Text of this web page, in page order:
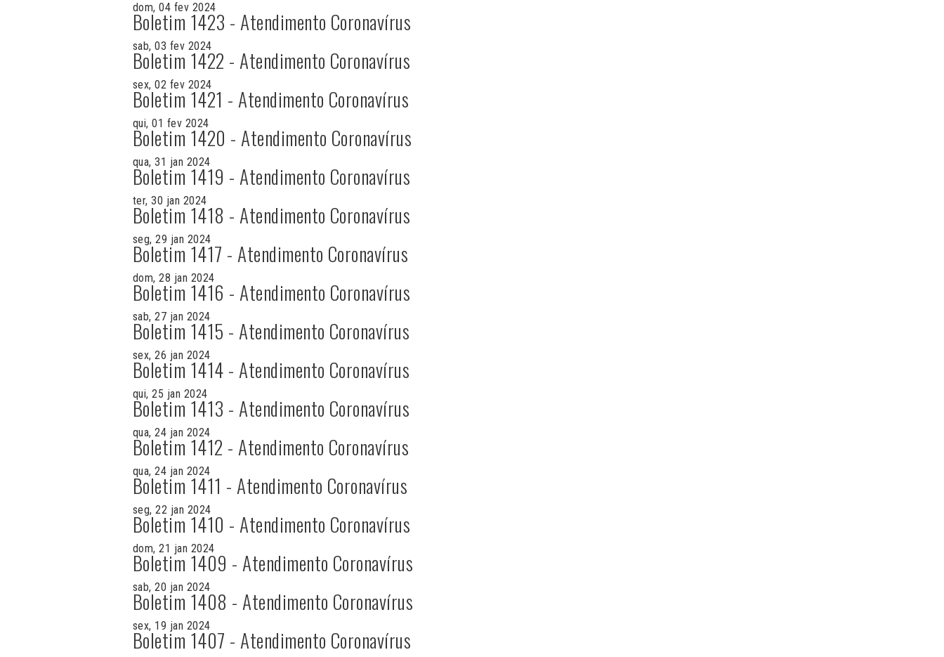
dom, 04 fev 2024
Boletim 1423 - Atendimento Coronavírus
sab, 03 fev 2024
Boletim 1422 - Atendimento Coronavírus
sex, 02 fev 2024
Boletim 1421 - Atendimento Coronavírus
qui, 01 fev 2024
Boletim 1420 - Atendimento Coronavírus
qua, 31 jan 2024
Boletim 1419 - Atendimento Coronavírus
ter, 30 jan 2024
Boletim 1418 - Atendimento Coronavírus
seg, 29 jan 2024
Boletim 1417 - Atendimento Coronavírus
dom, 28 jan 2024
Boletim 1416 - Atendimento Coronavírus
sab, 27 jan 2024
Boletim 1415 - Atendimento Coronavírus
sex, 26 jan 2024
Boletim 1414 - Atendimento Coronavírus
qui, 25 jan 2024
Boletim 1413 - Atendimento Coronavírus
qua, 24 jan 2024
Boletim 1412 - Atendimento Coronavírus
qua, 24 jan 2024
Boletim 1411 - Atendimento Coronavírus
seg, 22 jan 2024
Boletim 1410 - Atendimento Coronavírus
dom, 21 jan 2024
Boletim 1409 - Atendimento Coronavírus
sab, 20 jan 2024
Boletim 1408 - Atendimento Coronavírus
sex, 19 jan 2024
Boletim 1407 - Atendimento Coronavírus